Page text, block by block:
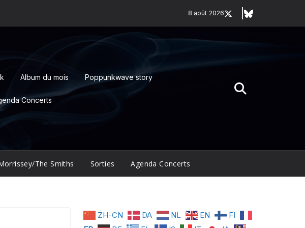
8 août 2026
Album du mois Poppunkwave story
Concerts
The Smiths Sorties Agenda Concerts
ZH-CN DA NL EN
FI